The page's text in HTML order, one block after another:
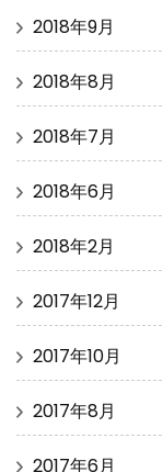
2018年9月
2018年8月
2018年7月
2018年6月
2018年2月
2017年12月
2017年10月
2017年8月
2017年6月